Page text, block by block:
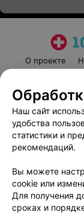
О проекте
Наш сайт
удобства
статистики и
рекомендаций.
Вы можете
cookie или
Для получения
сроках и